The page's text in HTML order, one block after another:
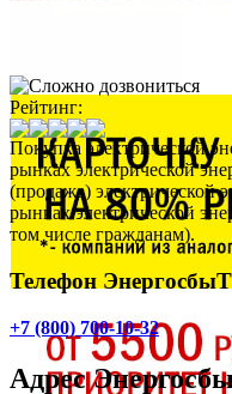
Рейтинг:
Покупка электрической
рынках электрической
(продажа) электрической
рынках электрической
том числе гражданам).
Телефон
+7 (800) 700-10-32
Адрес